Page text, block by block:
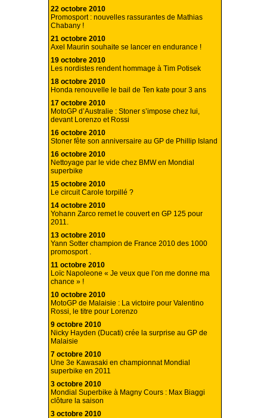
22 octobre 2010
Promosport : nouvelles rassurantes de Mathias
Chabany !
21 octobre 2010
Axel Maurin souhaite se lancer en endurance !
19 octobre 2010
Les nordistes rendent hommage à Tim Potisek
18 octobre 2010
Honda renouvelle le bail de Ten kate pour 3 ans
17 octobre 2010
MotoGP d’Australie : Stoner s’impose chez lui,
devant Lorenzo et Rossi
16 octobre 2010
Stoner fête son anniversaire au GP de Phillip Island
16 octobre 2010
Nettoyage par le vide chez BMW en Mondial
superbike
15 octobre 2010
Le circuit Carole torpillé ?
14 octobre 2010
Yohann Zarco remet le couvert en GP 125 pour
2011.
13 octobre 2010
Yann Sotter champion de France 2010 des 1000
promosport .
11 octobre 2010
Loïc Napoleone « Je veux que l’on me donne ma
chance » !
10 octobre 2010
MotoGP de Malaisie : La victoire pour Valentino
Rossi, le titre pour Lorenzo
9 octobre 2010
Nicky Hayden (Ducati) crée la surprise au GP de
Malaisie
7 octobre 2010
Une 3e Kawasaki en championnat Mondial
superbike en 2011
3 octobre 2010
Mondial Superbike à Magny Cours : Max Biaggi
clôture la saison
3 octobre 2010